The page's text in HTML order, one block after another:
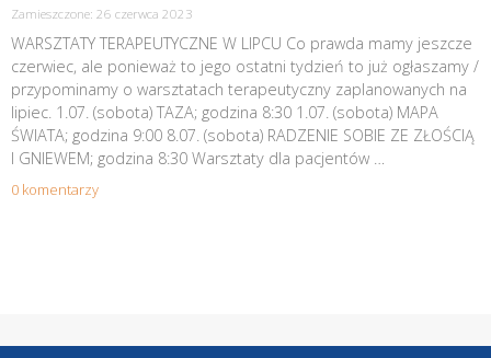
Zamieszczone: 26 czerwca 2023
WARSZTATY TERAPEUTYCZNE W LIPCU Co prawda mamy jeszcze
czerwiec, ale ponieważ to jego ostatni tydzień to już ogłaszamy /
przypominamy o warsztatach terapeutyczny zaplanowanych na
lipiec. 1.07. (sobota) TAZA; godzina 8:30 1.07. (sobota) MAPA
ŚWIATA; godzina 9:00 8.07. (sobota) RADZENIE SOBIE ZE ZŁOŚCIĄ
I GNIEWEM; godzina 8:30 Warsztaty dla pacjentów …
0 komentarzy